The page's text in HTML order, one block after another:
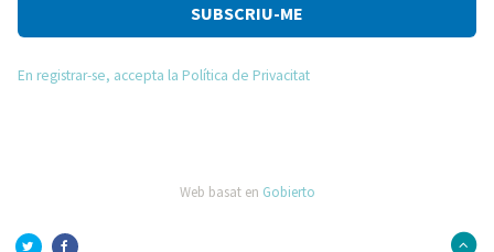
En registrar-se, accepta la Política de Privacitat
Web basat en Gobierto